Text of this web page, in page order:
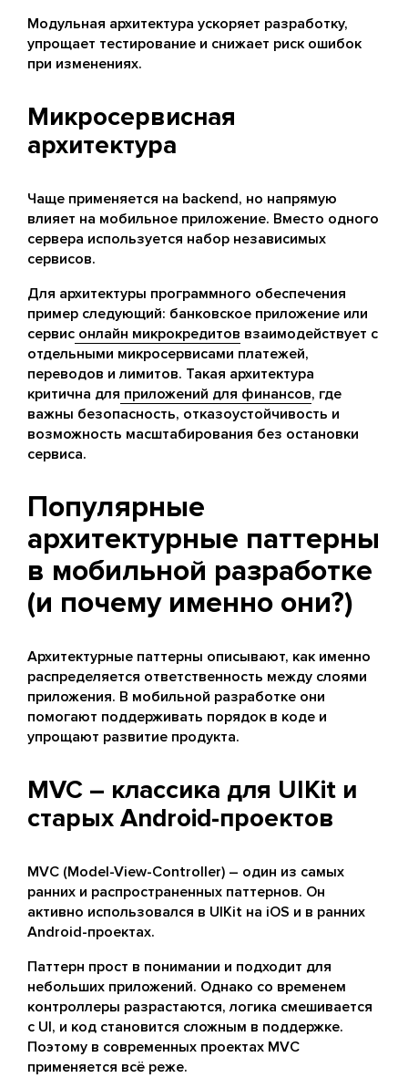
Модульная архитектура ускоряет разработку,
упрощает тестирование и снижает риск ошибок
при изменениях.
Микросервисная
архитектура
Чаще применяется на backend, но напрямую
влияет на мобильное приложение. Вместо одного
сервера используется набор независимых
сервисов.
Для архитектуры программного обеспечения
пример следующий: банковское приложение или
сервис онлайн микрокредитов взаимодействует с
отдельными микросервисами платежей,
переводов и лимитов. Такая архитектура
критична для приложений для финансов, где
важны безопасность, отказоустойчивость и
возможность масштабирования без остановки
сервиса.
Популярные
архитектурные паттерны
в мобильной разработке
(и почему именно они?)
Архитектурные паттерны описывают, как именно
распределяется ответственность между слоями
приложения. В мобильной разработке они
помогают поддерживать порядок в коде и
упрощают развитие продукта.
MVC – классика для UIKit и
старых Android-проектов
MVC (Model-View-Controller) – один из самых
ранних и распространенных паттернов. Он
активно использовался в UIKit на iOS и в ранних
Android-проектах.
Паттерн прост в понимании и подходит для
небольших приложений. Однако со временем
контроллеры разрастаются, логика смешивается
с UI, и код становится сложным в поддержке.
Поэтому в современных проектах MVC
применяется всё реже.